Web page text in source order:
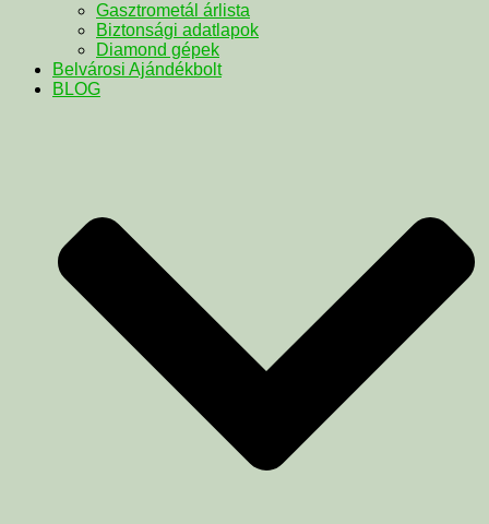
Gasztrometál árlista
Biztonsági adatlapok
Diamond gépek
Belvárosi Ajándékbolt
BLOG